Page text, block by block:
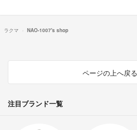
ラクマ NAO-1007's shop
ページの上へ戻る
注目ブランド一覧